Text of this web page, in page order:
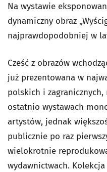
Na wystawie
dynamiczny obraz
najprawdopodobniej w
Cześć z obrazów
już prezentowana w
polskich i zagranicznych,
ostatnio wystawach
artystów, jednak
publicznie po raz
wielokrotnie
wydawnictwach.